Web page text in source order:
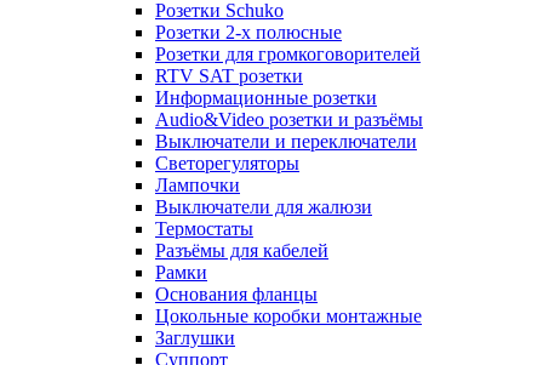
Розетки Schuko
Розетки 2-х полюсные
Розетки для громкоговорителей
RTV SAT розетки
Информационные розетки
Audio&Video розетки и разъёмы
Выключатели и переключатели
Светорегуляторы
Лампочки
Выключатели для жалюзи
Термостаты
Разъёмы для кабелей
Рамки
Основания фланцы
Цокольные коробки монтажные
Заглушки
Суппорт